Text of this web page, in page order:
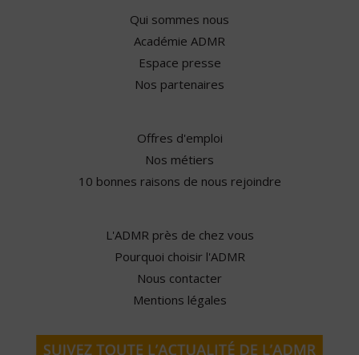
Qui sommes nous
Académie ADMR
Espace presse
Nos partenaires
Offres d'emploi
Nos métiers
10 bonnes raisons de nous rejoindre
L'ADMR près de chez vous
Pourquoi choisir l'ADMR
Nous contacter
Mentions légales